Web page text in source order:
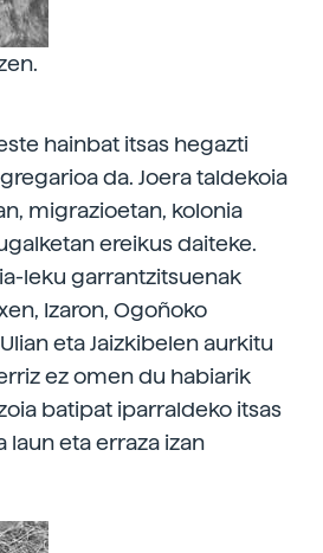
hainbat itsas hegazti
da. Joera taldekoia
migrazioetan, kolonia
ereikus daiteke.
leku garrantzitsuenak
Izaron, Ogoñoko
eta Jaizkibelen aurkitu
ez omen du habiarik
batipat iparraldeko itsas
eta erraza izan